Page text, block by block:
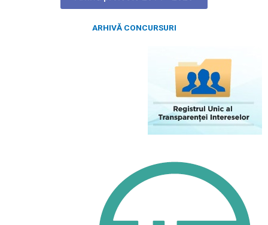
ARHIVĂ CONCURSURI